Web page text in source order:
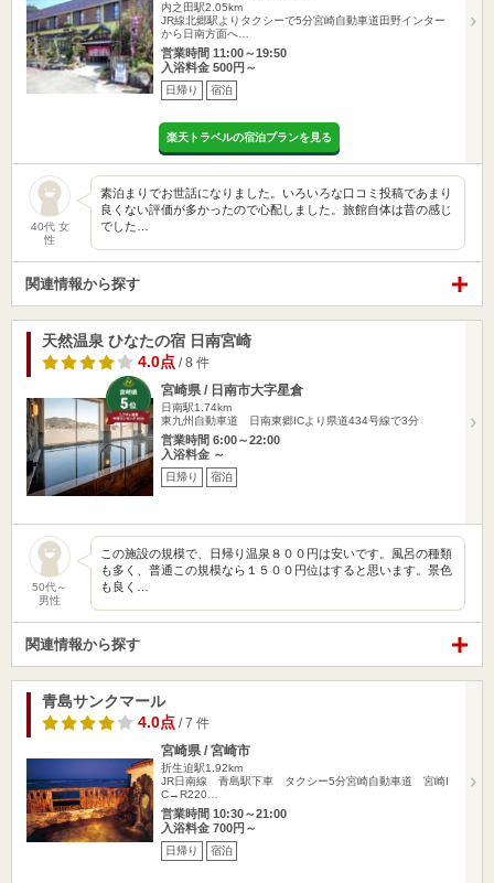
内之田駅2.05km
JR線北郷駅よりタクシーで5分宮崎自動車道田野インター
から日南方面へ…
営業時間 11:00～19:50
入浴料金 500円～
日帰り 宿泊
楽天トラベルの宿泊プランを見る
40代 女
性
素泊まりでお世話になりました。いろいろな口コミ投稿であまり
良くない評価が多かったので心配しました。旅館自体は昔の感じ
でした…
関連情報から探す
天然温泉 ひなたの宿 日南宮崎
4.0点 / 8 件
宮崎県 / 日南市大字星倉
日南駅1.74km
東九州自動車道 日南東郷ICより県道434号線で3分
営業時間 6:00～22:00
入浴料金 ～
日帰り 宿泊
50代～
男性
この施設の規模で、日帰り温泉８００円は安いです。風呂の種類
も多く、普通この規模なら１５００円位はすると思います。景色
も良く…
関連情報から探す
青島サンクマール
4.0点 / 7 件
宮崎県 / 宮崎市
折生迫駅1.92km
JR日南線 青島駅下車 タクシー5分宮崎自動車道 宮崎I
C→R220…
営業時間 10:30～21:00
入浴料金 700円～
日帰り 宿泊